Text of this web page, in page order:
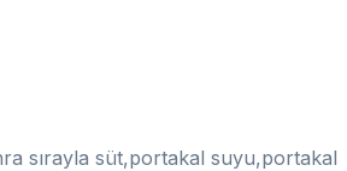
sırayla süt,portakal suyu,portakal